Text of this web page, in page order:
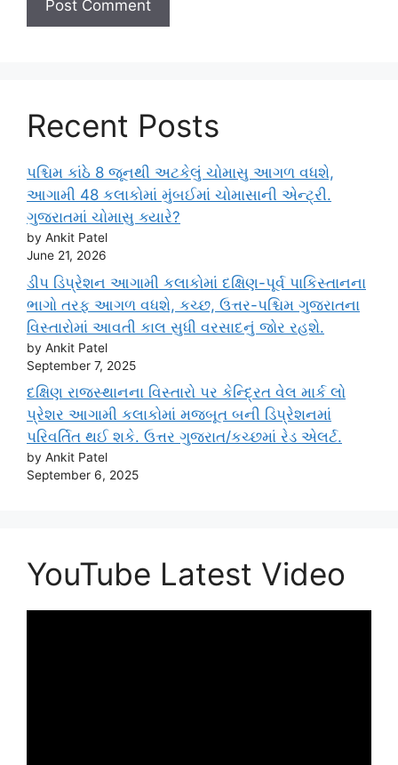
Recent Posts
પશ્ચિમ કાંઠે 8 જૂનથી અટકેલું ચોમાસુ આગળ વધશે,
આગામી 48 કલાકોમાં મુંબઈમાં ચોમાસાની એન્ટ્રી.
ગુજરાતમાં ચોમાસુ ક્યારે?
by Ankit Patel
June 21, 2026
ડીપ ડિપ્રેશન આગામી કલાકોમાં દક્ષિણ-પૂર્વ પાકિસ્તાનના
ભાગો તરફ આગળ વધશે, કચ્છ, ઉત્તર-પશ્ચિમ ગુજરાતના
વિસ્તારોમાં આવતી કાલ સુધી વરસાદનું જોર રહશે.
by Ankit Patel
September 7, 2025
દક્ષિણ રાજસ્થાનના વિસ્તારો પર કેન્દ્રિત વેલ માર્ક લો
પ્રેશર આગામી કલાકોમાં મજબૂત બની ડિપ્રેશનમાં
પરિવર્તિત થઈ શકે. ઉત્તર ગુજરાત/કચ્છમાં રેડ એલર્ટ.
by Ankit Patel
September 6, 2025
YouTube Latest Video